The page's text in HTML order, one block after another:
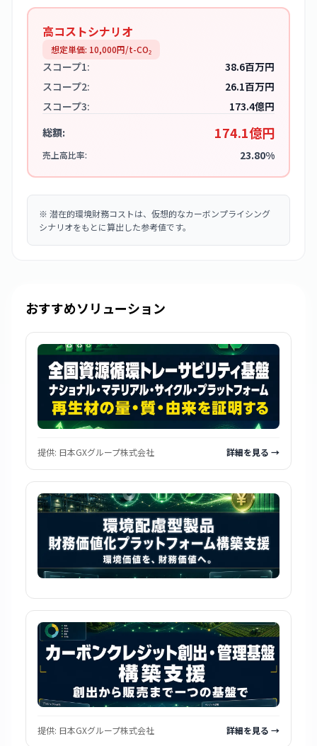
高コストシナリオ
想定単価: 10,000円/t-CO₂
スコープ1:
38.6百万円
スコープ2:
26.1百万円
スコープ3:
173.4億円
総額:
174.1億円
売上高比率: 23.80%
※ 潜在的環境財務コストは、仮想的なカーボンプライシング
シナリオをもとに算出した参考値です。
おすすめソリューション
提供: 日本GXグループ株式会社 詳細を見る →
提供: 日本GXグループ株式会社 詳細を見る →